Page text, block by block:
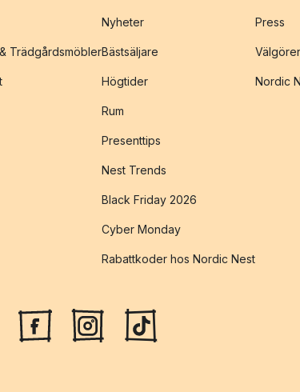
Trädgårdsmöbler
Nyheter
Bästsäljare
Högtider
Rum
Presenttips
Nest Trends
Black Friday 2026
Cyber Monday
Rabattkoder hos Nordic Nest
Press
Nordic